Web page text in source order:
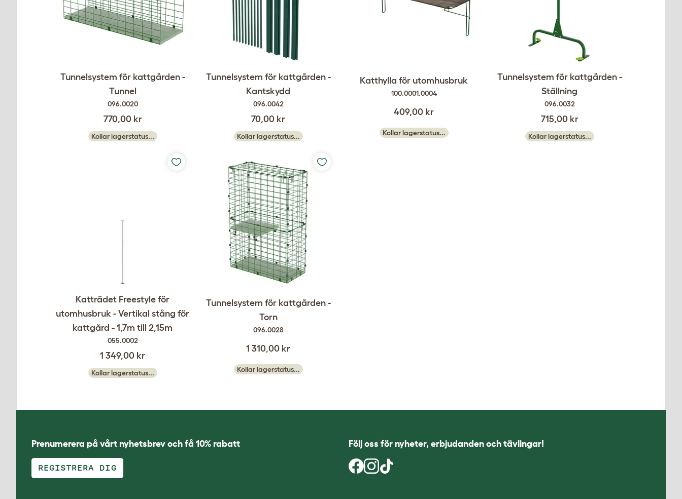
Tunnelsystem för kattgården -
Tunnel
096.0020
770,00 kr
Kollar lagerstatus...
Tunnelsystem för kattgården -
Kantskydd
096.0042
70,00 kr
Kollar lagerstatus...
Katthylla för utomhusbruk
100.0001.0004
409,00 kr
Kollar lagerstatus...
Tunnelsystem för kattgården -
Ställning
096.0032
715,00 kr
Kollar lagerstatus...
Katträdet Freestyle för
utomhusbruk - Vertikal stång för
kattgård - 1,7m till 2,15m
055.0002
1 349,00 kr
Kollar lagerstatus...
Tunnelsystem för kattgården -
Torn
096.0028
1 310,00 kr
Kollar lagerstatus...
Prenumerera på vårt nyhetsbrev och få 10% rabatt
REGISTRERA DIG
Följ oss för nyheter, erbjudanden och tävlingar!